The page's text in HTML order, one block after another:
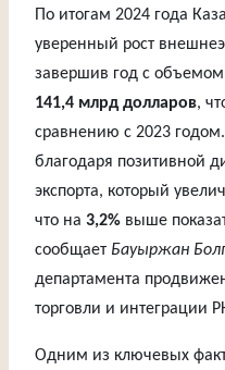
По итогам 2024 года
уверенный рост
завершив год с
141,4 млрд долларов,
сравнению с 2023
благодаря позитивной
экспорта, который
что на 3,2% выше
сообщает Бауыржан
департамента
торговли и интеграции
Одним из ключевых